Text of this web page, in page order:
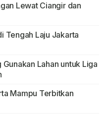
Lewat Ciangir dan
Tengah Laju Jakarta
Lahan untuk Liga
Mampu Terbitkan